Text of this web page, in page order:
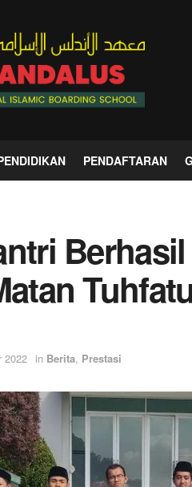
PENDAFTARAN
2022 in Berita, Prestasi